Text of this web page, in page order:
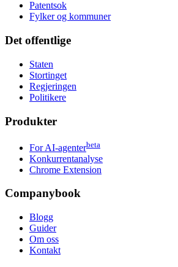
Patentsok
Fylker og kommuner
Det offentlige
Staten
Stortinget
Regjeringen
Politikere
Produkter
For AI-agenterbeta
Konkurrentanalyse
Chrome Extension
Companybook
Blogg
Guider
Om oss
Kontakt